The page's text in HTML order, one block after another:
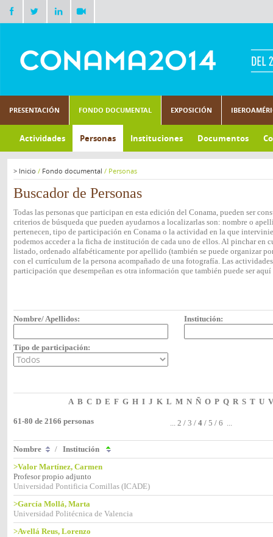
PRESENTACIÓN FONDO DOCUMENTAL EXPOSICIÓN
Actividades Personas Instituciones Documentos
> Inicio / Fondo documental / Personas
Buscador de Personas
Todas las personas que participan en esta edición del Conama, pueden ser
criterios de búsqueda que pueden ayudarnos a localizarlas son: nombre o
pertenecen, tipo de participación en Conama o la actividad en la que
podemos acceder a la ficha de institución de cada uno de ellos. Al pinchar en
listado, ordenado alfabéticamente por apellido (también se puede organizar
con el currículum de la persona acompañado de una fotografía. Las
participación que desempeñan es otra información que también puede ser
Nombre/ Apellidos: Institución:
Tipo de participación:
A B C D E F G H I J K L M N Ñ O P Q R S T U V
61-80 de 2166 personas ... 2 / 3 / 4 / 5 / 6 ...
Nombre / Institución
>Valor Martínez, Carmen
Profesor propio adjunto
Universidad Pontificia Comillas (ICADE)
>García Mollá, Marta
Universidad Politécnica de Valencia
>Avellá Reus, Lorenzo